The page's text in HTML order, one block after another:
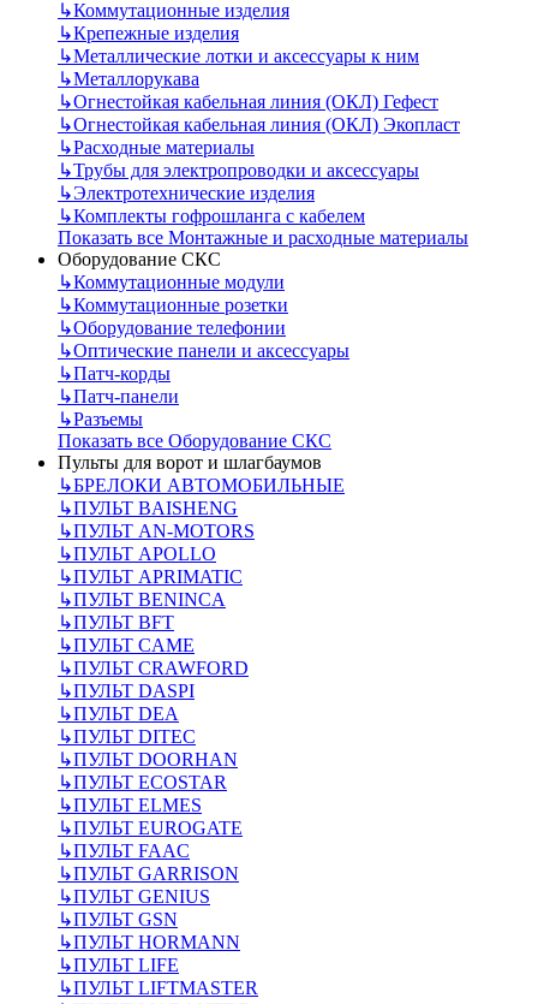
↳Коммутационные изделия
↳Крепежные изделия
↳Металлические лотки и аксессуары к ним
↳Металлорукава
↳Огнестойкая кабельная линия (ОКЛ) Гефест
↳Огнестойкая кабельная линия (ОКЛ) Экопласт
↳Расходные материалы
↳Трубы для электропроводки и аксессуары
↳Электротехнические изделия
↳Комплекты гофрошланга с кабелем
Показать все Монтажные и расходные материалы
Оборудование СКС
↳Коммутационные модули
↳Коммутационные розетки
↳Оборудование телефонии
↳Оптические панели и аксессуары
↳Патч-корды
↳Патч-панели
↳Разъемы
Показать все Оборудование СКС
Пульты для ворот и шлагбаумов
↳БРЕЛОКИ АВТОМОБИЛЬНЫЕ
↳ПУЛЬТ BAISHENG
↳ПУЛЬТ AN-MOTORS
↳ПУЛЬТ APOLLO
↳ПУЛЬТ APRIMATIC
↳ПУЛЬТ BENINCA
↳ПУЛЬТ BFT
↳ПУЛЬТ CAME
↳ПУЛЬТ CRAWFORD
↳ПУЛЬТ DASPI
↳ПУЛЬТ DEA
↳ПУЛЬТ DITEC
↳ПУЛЬТ DOORHAN
↳ПУЛЬТ ECOSTAR
↳ПУЛЬТ ELMES
↳ПУЛЬТ EUROGATE
↳ПУЛЬТ FAAC
↳ПУЛЬТ GARRISON
↳ПУЛЬТ GENIUS
↳ПУЛЬТ GSN
↳ПУЛЬТ HORMANN
↳ПУЛЬТ LIFE
↳ПУЛЬТ LIFTMASTER